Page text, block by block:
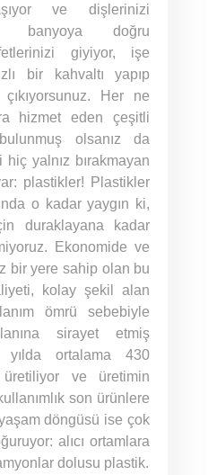
ve dişlerinizi
banyoya doğru
giyiyor, işe
bir kahvaltı yapıp
Her ne
hizmet eden çeşitli
olsanız da
yalnız bırakmayan
plastikler! Plastikler
o kadar yaygın ki,
duraklayana kadar
Ekonomide ve
bir yere sahip olan bu
kolay şekil alan
ömrü sebebiyle
sirayet etmiş
yılda ortalama 430
ve üretimin
son ürünlere
döngüsü ise çok
alıcı ortamlara
dolusu plastik.